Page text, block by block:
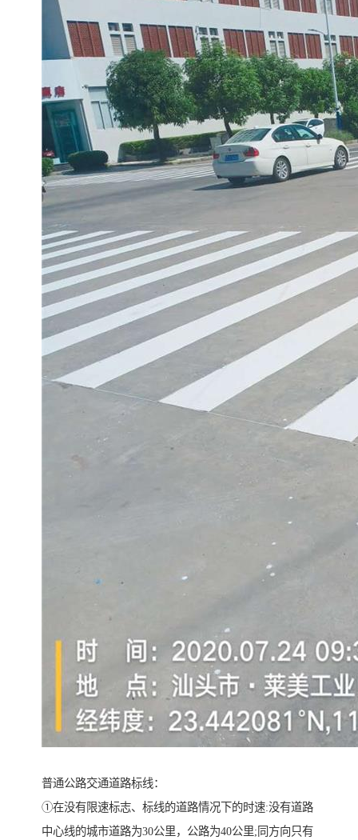
普通公路交通道路标线：
①在没有限速标志、标线的道路情况下的时速:没有道路
中心线的城市道路为30公里，公路为40公里;同方向只有